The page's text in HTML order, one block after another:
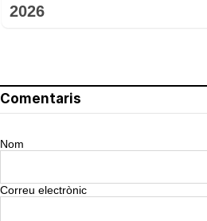
2026
Comentaris
Nom
Correu electrònic